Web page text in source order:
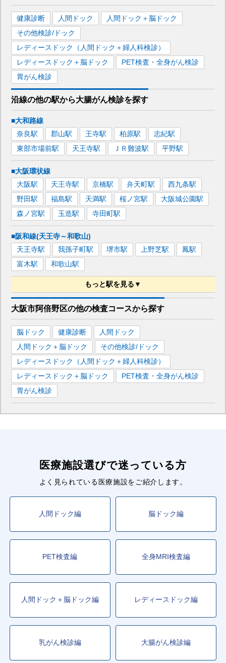
健康診断 人間ドック
人間ドック＋脳ドック
その他検診/ドック
レディースドック（人間ドック＋婦人科検診）
レディースドック＋脳ドック
PET検査・全身がん検診
胃がん検診
沿線の他の駅から大腸がん検診を探す
■大和路線
奈良駅 郡山駅 王寺駅 柏原駅 志紀駅
東部市場前駅 天王寺駅 ＪＲ難波駅 平野駅
■大阪環状線
大阪駅 天王寺駅 京橋駅 弁天町駅 西九条駅
野田駅 福島駅 天満駅 桜ノ宮駅 大阪城公園駅
森ノ宮駅 玉造駅 寺田町駅
■阪和線(天王寺～和歌山)
天王寺駅 我孫子町駅 堺市駅 上野芝駅 鳳駅
富木駅 和歌山駅
もっと駅を見る▼
■近鉄南大阪線
大阪阿部野橋駅 矢田駅 高見ノ里駅 河内松原駅
■大阪メトロ御堂筋線
新大阪駅 梅田駅 天王寺駅 なんば駅
西中島南方駅 江坂駅 中津駅 本町駅 心斎橋駅
あびこ駅
天王寺駅前 駅 住吉駅
大阪市阿倍野区の他の検査コースから探す
脳ドック 健康診断
人間ドック
人間ドック＋脳ドック
その他検診/ドック
レディースドック（人間ドック＋婦人科検診）
レディースドック＋脳ドック
PET検査・全身がん検診
胃がん検診
医療施設選びで迷っている方
よく見られている医療施設をご紹介します。
人間ドック編 脳ドック編
PET検査編 全身MRI検査編
人間ドック＋脳ドック編 レディースドック編
乳がん検診編 大腸がん検診編